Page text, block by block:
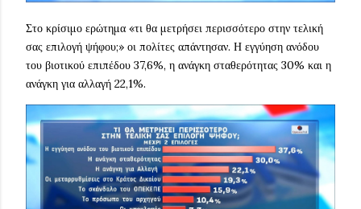
Στο κρίσιμο ερώτημα «τι θα μετρήσει περισσότερο στην τελική
σας επιλογή ψήφου;» οι πολίτες απάντησαν. Η εγγύηση ανόδου
του βιοτικού επιπέδου 37,6%, η ανάγκη σταθερότητας 30% και η
ανάγκη για αλλαγή 22,1%.